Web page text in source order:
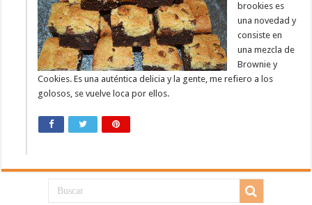
brookies es
una novedad y
consiste en
una mezcla de
Brownie y
Cookies. Es una auténtica delicia y la gente, me refiero a los
golosos, se vuelve loca por ellos.